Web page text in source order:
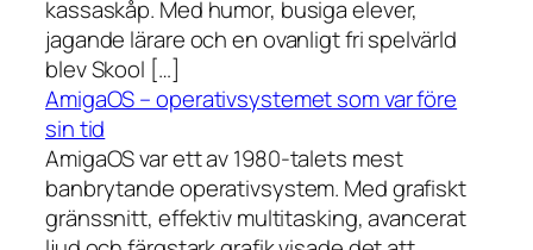
kassaskåp. Med humor, busiga elever,
jagande lärare och en ovanligt fri spelvärld
blev Skool […]
AmigaOS – operativsystemet som var före
sin tid
AmigaOS var ett av 1980-talets mest
banbrytande operativsystem. Med grafiskt
gränssnitt, effektiv multitasking, avancerat